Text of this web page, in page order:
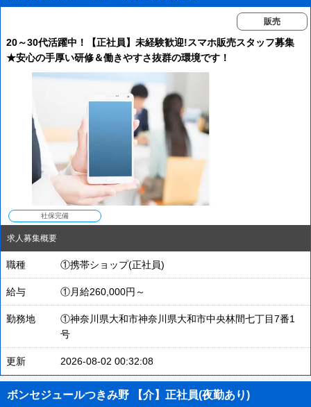
販売
20～30代活躍中！【正社員】未経験歓迎!スマホ販売スタッフ募集
★安心の手厚い研修＆働きやすさ抜群の環境です！
社保完備
求人募集概要
職種 ①携帯ショップ(正社員)
給与 ①月給260,000円～
勤務地
①神奈川県大和市神奈川県大和市中央林間七丁目7番1
号
更新 2026-08-02 00:32:08
ボンセジュールつきみ野 【介】正社員(夜勤あり)